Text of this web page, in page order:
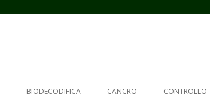
BIODECODIFICA CANCRO CONTROLLO